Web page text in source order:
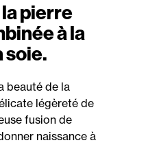
pierre
à la
soie.
beauté de la
légèreté de
fusion de
naissance à